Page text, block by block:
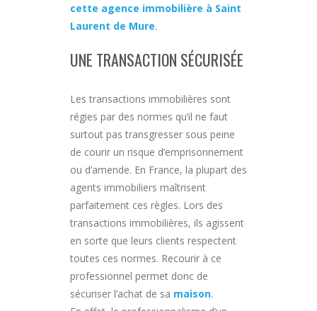
cette agence immobilière à Saint
Laurent de Mure.
UNE TRANSACTION SÉCURISÉE
Les transactions immobilières sont
régies par des normes qu’il ne faut
surtout pas transgresser sous peine
de courir un risque d’emprisonnement
ou d’amende. En France, la plupart des
agents immobiliers maîtrisent
parfaitement ces règles. Lors des
transactions immobilières, ils agissent
en sorte que leurs clients respectent
toutes ces normes. Recourir à ce
professionnel permet donc de
sécuriser l’achat de sa maison.